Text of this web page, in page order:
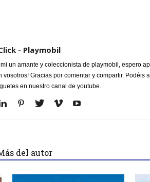
- Playmobil
un amante y coleccionista de playmobil, espero
vosotros! Gracias por comentar y compartir. Podéis
en nuestro canal de youtube.
del autor